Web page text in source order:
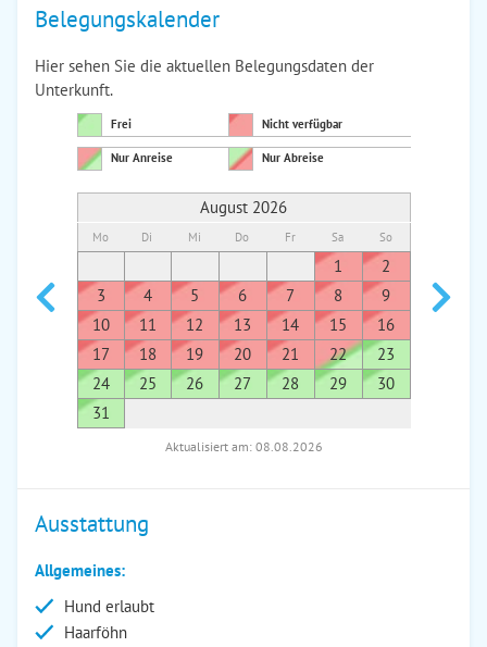
Belegungskalender
Hier sehen Sie die aktuellen Belegungsdaten der
Unterkunft.
Frei Nicht verfügbar
Nur Anreise Nur Abreise
August 2026
Mo Di Mi Do Fr Sa So
1
2
3
4 5 6 7 8
9
10
11 12 13 14 15
16
17
18 19 20 21 22
23
24
25 26 27 28 29
30
31
7
Aktualisiert am: 08.08.2026
Ausstattung
Allgemeines:
Hund erlaubt
Haarföhn